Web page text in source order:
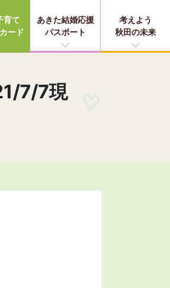
育て
ード
あきた結婚応援
パスポート
考えよう
秋田の未来
7/7現